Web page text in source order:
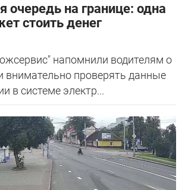
очередь на границе: одна
стоить денег
напомнили водителям о
внимательно проверять данные
в системе электр...